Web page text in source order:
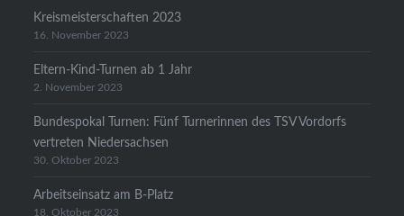
Kreismeisterschaften 2023
16. November 2023
Eltern-Kind-Turnen ab 1 Jahr
2. November 2023
Bundespokal Turnen: Fünf Turnerinnen des TSV Vordorfs
vertreten Niedersachsen
30. Oktober 2023
Arbeitseinsatz am B-Platz
18. Oktober 2023